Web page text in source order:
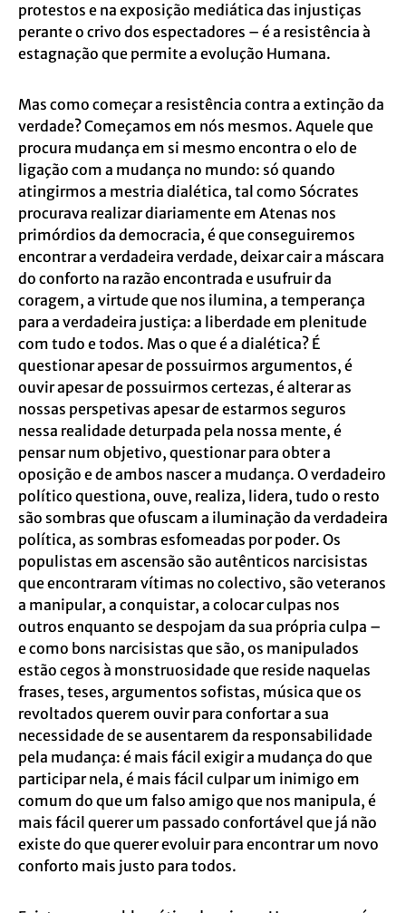
protestos e na exposição mediática das injustiças
perante o crivo dos espectadores – é a resistência à
estagnação que permite a evolução Humana.
Mas como começar a resistência contra a extinção da
verdade? Começamos em nós mesmos. Aquele que
procura mudança em si mesmo encontra o elo de
ligação com a mudança no mundo: só quando
atingirmos a mestria dialética, tal como Sócrates
procurava realizar diariamente em Atenas nos
primórdios da democracia, é que conseguiremos
encontrar a verdadeira verdade, deixar cair a máscara
do conforto na razão encontrada e usufruir da
coragem, a virtude que nos ilumina, a temperança
para a verdadeira justiça: a liberdade em plenitude
com tudo e todos. Mas o que é a dialética? É
questionar apesar de possuirmos argumentos, é
ouvir apesar de possuirmos certezas, é alterar as
nossas perspetivas apesar de estarmos seguros
nessa realidade deturpada pela nossa mente, é
pensar num objetivo, questionar para obter a
oposição e de ambos nascer a mudança. O verdadeiro
político questiona, ouve, realiza, lidera, tudo o resto
são sombras que ofuscam a iluminação da verdadeira
política, as sombras esfomeadas por poder. Os
populistas em ascensão são autênticos narcisistas
que encontraram vítimas no colectivo, são veteranos
a manipular, a conquistar, a colocar culpas nos
outros enquanto se despojam da sua própria culpa –
e como bons narcisistas que são, os manipulados
estão cegos à monstruosidade que reside naquelas
frases, teses, argumentos sofistas, música que os
revoltados querem ouvir para confortar a sua
necessidade de se ausentarem da responsabilidade
pela mudança: é mais fácil exigir a mudança do que
participar nela, é mais fácil culpar um inimigo em
comum do que um falso amigo que nos manipula, é
mais fácil querer um passado confortável que já não
existe do que querer evoluir para encontrar um novo
conforto mais justo para todos.